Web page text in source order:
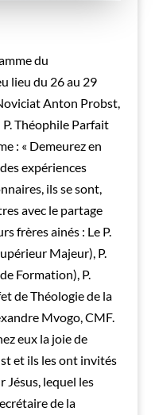
du
lieu du 26 au 29
Anton Probst,
Théophile Parfait
: « Demeurez en
expériences
ils se sont,
avec le partage
frères ainés : Le P.
Majeur), P.
Formation), P.
de Théologie de la
Mvogo, CMF.
eux la joie de
et ils les ont invités
Jésus, lequel les
de la